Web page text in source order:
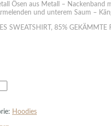
Ösen aus Metall –
und unterem Saum –
SWEATSHIRT, 85%
Hoodies